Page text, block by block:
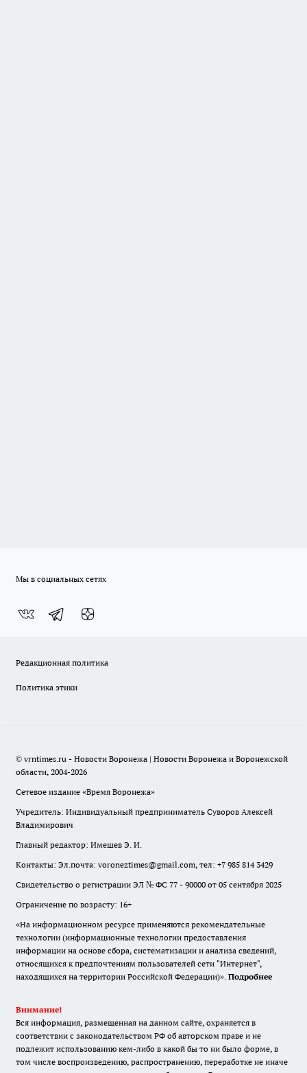
Мы в социальных сетях
Редакционная политика
Политика этики
© vrntimes.ru - Новости Воронежа | Новости Воронежа и Воронежской
области, 2004-2026
Сетевое издание «Время Воронежа»
Учредитель: Индивидуальный предприниматель Суворов Алексей
Владимирович
Главный редактор: Имешев Э. И.
Контакты: Эл.почта: voroneztimes@gmail.com, тел: +7 985 814 3429
Свидетельство о регистрации ЭЛ № ФС 77 - 90000 от 05 сентября 2025
Ограничение по возрасту: 16+
«На информационном ресурсе применяются рекомендательные
технологии (информационные технологии предоставления
информации на основе сбора, систематизации и анализа сведений,
относящихся к предпочтениям пользователей сети "Интернет",
находящихся на территории Российской Федерации)». Подробнее
Внимание!
Вся информация, размещенная на данном сайте, охраняется в
соответствии с законодательством РФ об авторском праве и не
подлежит использованию кем-либо в какой бы то ни было форме, в
том числе воспроизведению, распространению, переработке не иначе